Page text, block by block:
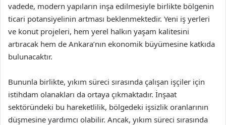
vadede, modern yapıların inşa edilmesiyle birlikte bölgenin
ticari potansiyelinin artması beklenmektedir. Yeni iş yerleri
ve konut projeleri, hem yerel halkın yaşam kalitesini
artıracak hem de Ankara’nın ekonomik büyümesine katkıda
bulunacaktır.
Bununla birlikte, yıkım süreci sırasında çalışan işçiler için
istihdam olanakları da ortaya çıkmaktadır. İnşaat
sektöründeki bu hareketlilik, bölgedeki işsizlik oranlarının
düşmesine yardımcı olabilir. Ancak, yıkım süreci sırasında